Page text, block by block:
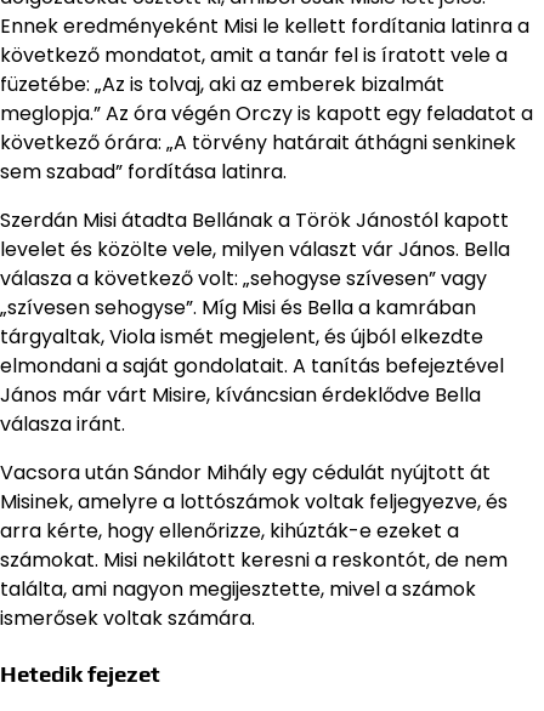
Ennek eredményeként Misi le kellett fordítania latinra a
következő mondatot, amit a tanár fel is íratott vele a
füzetébe: „Az is tolvaj, aki az emberek bizalmát
meglopja.” Az óra végén Orczy is kapott egy feladatot a
következő órára: „A törvény határait áthágni senkinek
sem szabad” fordítása latinra.
Szerdán Misi átadta Bellának a Török Jánostól kapott
levelet és közölte vele, milyen választ vár János. Bella
válasza a következő volt: „sehogyse szívesen” vagy
„szívesen sehogyse”. Míg Misi és Bella a kamrában
tárgyaltak, Viola ismét megjelent, és újból elkezdte
elmondani a saját gondolatait. A tanítás befejeztével
János már várt Misire, kíváncsian érdeklődve Bella
válasza iránt.
Vacsora után Sándor Mihály egy cédulát nyújtott át
Misinek, amelyre a lottószámok voltak feljegyezve, és
arra kérte, hogy ellenőrizze, kihúzták-e ezeket a
számokat. Misi nekilátott keresni a reskontót, de nem
találta, ami nagyon megijesztette, mivel a számok
ismerősek voltak számára.
Hetedik fejezet